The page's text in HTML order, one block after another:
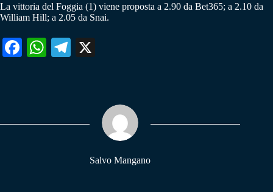
La vittoria del Foggia (1) viene proposta a 2.90 da Bet365; a 2.10 da
William Hill; a 2.05 da Snai.
Fa W
pp
Te
m
Salvo Mangano